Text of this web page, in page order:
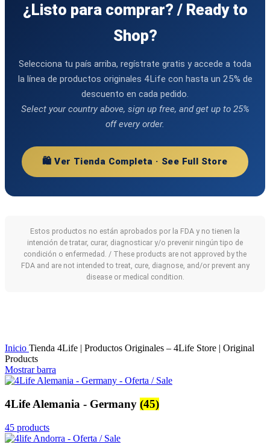
¿Listo para comprar? / Ready to
Shop?
Selecciona tu país arriba, regístrate gratis y accede a toda
la línea de productos originales 4Life con hasta un 25% de
descuento en cada pedido.
Select your country above, sign up free, and get up to 25%
off every order.
🛍️ Ver Tienda Completa · See Full Store
Estos productos no están aprobados por la FDA y no tienen la
intención de tratar, curar, diagnosticar y/o prevenir ningún tipo de
condición o enfermedad. / These products are not approved by the
FDA and are not intended to treat, cure, diagnose, and/or prevent any
disease or medical condition.
Inicio Tienda 4Life | Productos Originales – 4Life Store | Original
Products
Mostrar barra
4Life Alemania - Germany (45)
45 products